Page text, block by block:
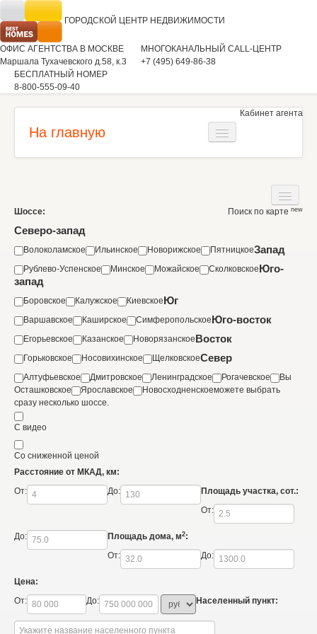
ГОРОДСКОЙ ЦЕНТР НЕДВИЖИМОСТИ
ОФИС АГЕНТСТВА В МОСКВЕ
Маршала Тухачевского д.58, к.3
МНОГОКАНАЛЬНЫЙ CALL-ЦЕНТР
+7 (495) 649-86-38
БЕСПЛАТНЫЙ НОМЕР
8-800-555-09-40
Кабинет агента
На главную
Аренда
Вакансии
Участки
Квартиры
Коммерческая недвижимость
Шоссе: Поиск по карте new
Северо-запад
Волоколамское Ильинское Новорижское ПятницкоеЗапад
Рублево-Успенское Минское Можайское СколковскоеЮго-
запад
Боровское Калужское КиевскоеЮг
Варшавское Каширское СимферопольскоеЮго-восток
Егорьевское Казанское НоворязанскоеВосток
Горьковское Носовихинское ЩелковскоеСевер
Алтуфьевское Дмитровское Ленинградское
Рогачевское
Осташковское
Ярославское Новосходненское
Вы
можете выбрать
сразу несколько шоссе.
С видео
Со сниженной ценой
Расстояние от МКАД, км:
От:
До:
Площадь участка, сот.:
От:
До: Площадь дома, м2:
От:
До:
Цена:
От:
До: Населенный пункт: